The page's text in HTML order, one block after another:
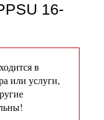
16-
в
или услуги,